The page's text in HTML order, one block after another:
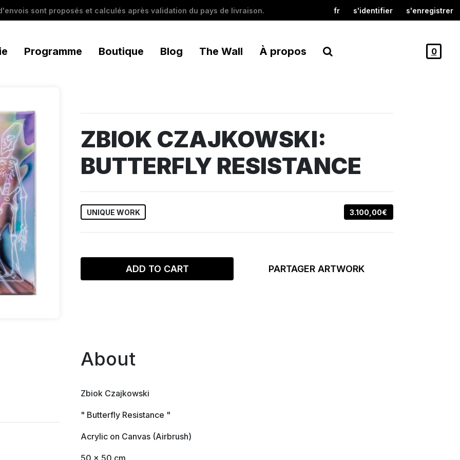
sont proposés et calculés après validation du pays de livraison. fr s'identifier s'enregistrer
Programme Boutique Blog The Wall À propos 0
ZBIOK CZAJKOWSKI:
BUTTERFLY RESISTANCE
UNIQUE WORK 3.100,00€
ADD TO CART PARTAGER ARTWORK
About
Zbiok Czajkowski
" Butterfly Resistance "
Acrylic on Canvas (Airbrush)
50 × 50 cm